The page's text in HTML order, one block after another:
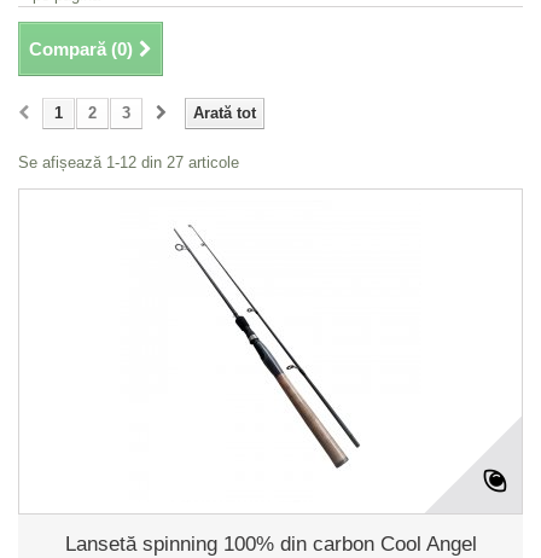
Compară (0)
Arată tot
1 2 3
Se afișează 1-12 din 27 articole
Lansetă spinning 100% din carbon Cool Angel